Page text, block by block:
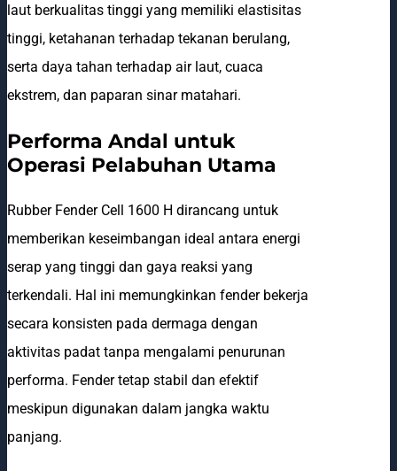
laut berkualitas tinggi yang memiliki elastisitas
tinggi, ketahanan terhadap tekanan berulang,
serta daya tahan terhadap air laut, cuaca
ekstrem, dan paparan sinar matahari.
Performa Andal untuk
Operasi Pelabuhan Utama
Rubber Fender Cell 1600 H dirancang untuk
memberikan keseimbangan ideal antara energi
serap yang tinggi dan gaya reaksi yang
terkendali. Hal ini memungkinkan fender bekerja
secara konsisten pada dermaga dengan
aktivitas padat tanpa mengalami penurunan
performa. Fender tetap stabil dan efektif
meskipun digunakan dalam jangka waktu
panjang.